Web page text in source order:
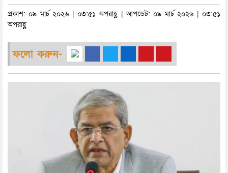
প্রকাশ: ০৯ মার্চ ২০২৬ | ০৩:৫১ অপরাহ্ণ | আপডেট: ০৯ মার্চ ২০২৬ | ০৩:৫১
অপরাহ্ণ
ফলো করুন-